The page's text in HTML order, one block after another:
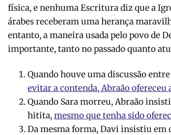
física, e nenhuma Escritura diz que a
árabes receberam uma herança
entanto, a maneira usada pelo povo de
importante, tanto no passado quanto
Quando houve uma discussão
evitar a contenda, Abraão ofereceu
Quando Sara morreu, Abraão
hitita,mesmo que tenha sido
Da mesma forma, Davi insistiu em